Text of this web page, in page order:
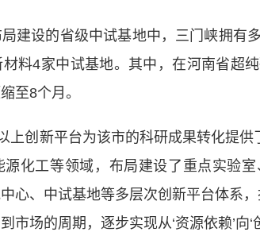
设的省级中试基地中，三门峡拥有
料4家中试基地。其中，在河南省超
至8个月。
新平台为该市的科研成果转化提供了
化工等领域，布局建设了重点实验
心、中试基地等多层次创新平台体系
市场的周期，逐步实现从‘资源依赖’向‘